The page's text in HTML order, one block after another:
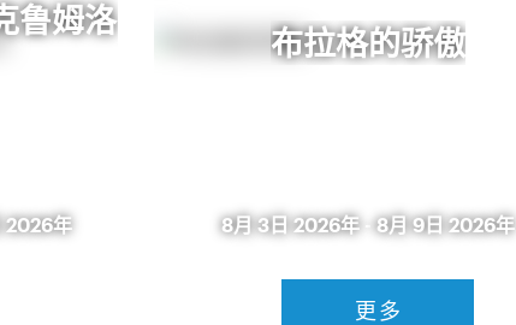
鲁姆洛
2026年
布拉格的骄傲
8月 3日 2026年 -8月 9日 2026年
更多